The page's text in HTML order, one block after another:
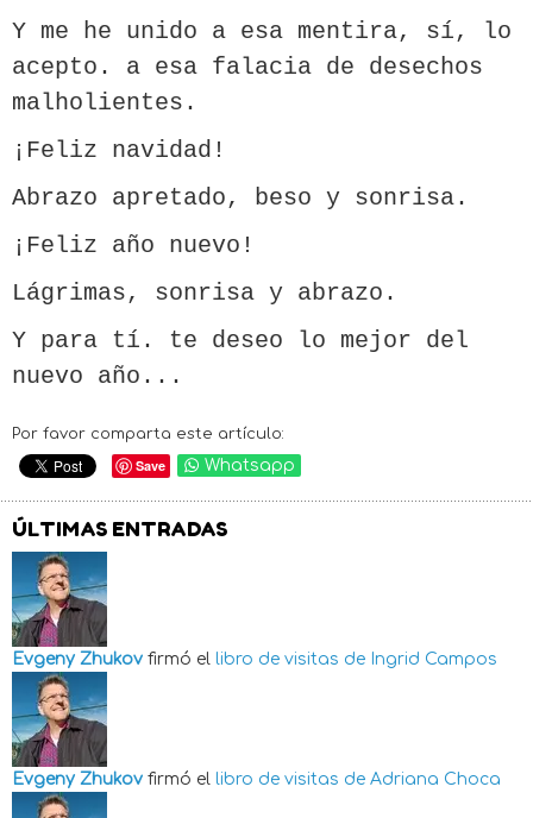
Y me he unido a esa mentira, sí, lo
acepto. a esa falacia de desechos
malholientes.
¡Feliz navidad!
Abrazo apretado, beso y sonrisa.
¡Feliz año nuevo!
Lágrimas, sonrisa y abrazo.
Y para tí. te deseo lo mejor del
nuevo año...
Por favor comparta este artículo:
Save Whatsapp
ÚLTIMAS ENTRADAS
Evgeny Zhukov firmó el libro de visitas de Ingrid Campos
Evgeny Zhukov firmó el libro de visitas de Adriana Choca